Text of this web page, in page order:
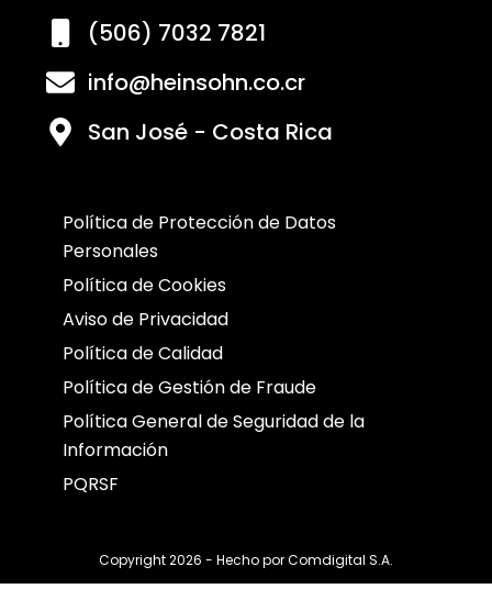
(506) 7032 7821
info@heinsohn.co.cr
San José - Costa Rica
Política de Protección de Datos
Personales
Política de Cookies
Aviso de Privacidad
Política de Calidad
Política de Gestión de Fraude
Política General de Seguridad de la
Información
PQRSF
Copyright 2026 - Hecho porComdigital S.A.